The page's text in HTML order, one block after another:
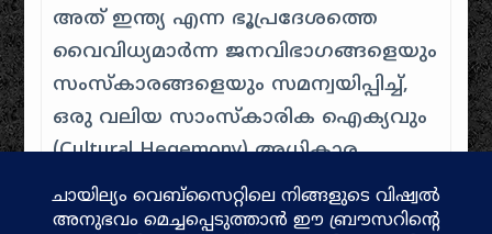
അത് ഇന്ത്യ എന്ന ഭൂപ്രദേശത്തെ
വൈവിധ്യമാർന്ന ജനവിഭാഗങ്ങളെയും
സംസ്കാരങ്ങളെയും സമന്വയിപ്പിച്ച്,
ഒരു വലിയ സാംസ്കാരിക ഐക്യവും
(Cultural Hegemony) അധികാര
ഘടനയും സൃഷ്ടിക്കാൻ
അക്കാലത്തെ സമൂഹം നടത്തിയ